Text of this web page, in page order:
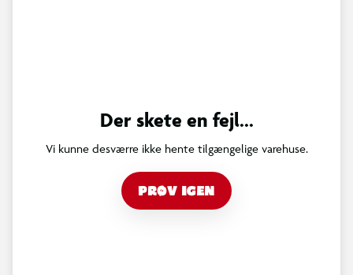
Der skete en fejl...
Vi kunne desværre ikke hente tilgængelige varehuse.
PRØV IGEN